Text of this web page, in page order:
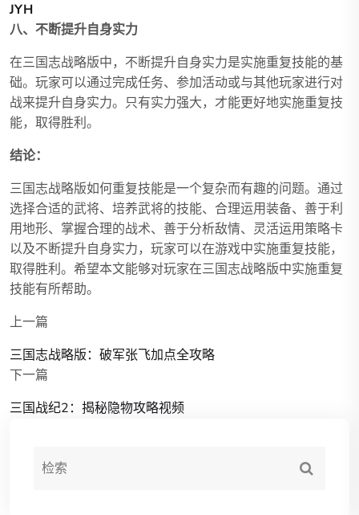
JYH
八、不断提升自身实力
在三国志战略版中，不断提升自身实力是实施重复技能的基
础。玩家可以通过完成任务、参加活动或与其他玩家进行对
战来提升自身实力。只有实力强大，才能更好地实施重复技
能，取得胜利。
结论：
三国志战略版如何重复技能是一个复杂而有趣的问题。通过
选择合适的武将、培养武将的技能、合理运用装备、善于利
用地形、掌握合理的战术、善于分析敌情、灵活运用策略卡
以及不断提升自身实力，玩家可以在游戏中实施重复技能，
取得胜利。希望本文能够对玩家在三国志战略版中实施重复
技能有所帮助。
上一篇
三国志战略版：破军张飞加点全攻略
下一篇
三国战纪2：揭秘隐物攻略视频